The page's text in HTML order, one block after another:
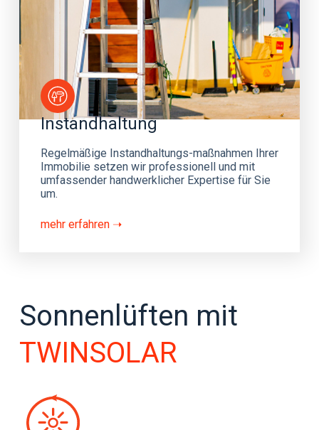
Instandhaltung
Regelmäßige Instandhaltungs-maßnahmen Ihrer
Immobilie setzen wir professionell und mit
umfassender handwerklicher Expertise für Sie
um.
mehr erfahren ➝
Sonnenlüften mit
TWINSOLAR